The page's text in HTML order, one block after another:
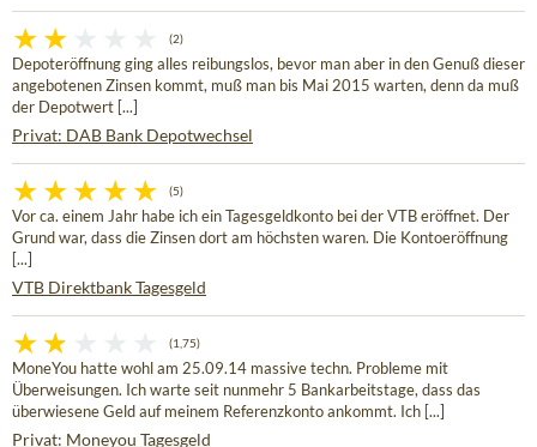
(2)
Depoteröffnung ging alles reibungslos, bevor man aber in den Genuß dieser
angebotenen Zinsen kommt, muß man bis Mai 2015 warten, denn da muß
der Depotwert [...]
Privat: DAB Bank Depotwechsel
(5)
Vor ca. einem Jahr habe ich ein Tagesgeldkonto bei der VTB eröffnet. Der
Grund war, dass die Zinsen dort am höchsten waren. Die Kontoeröffnung
[...]
VTB Direktbank Tagesgeld
(1,75)
MoneYou hatte wohl am 25.09.14 massive techn. Probleme mit
Überweisungen. Ich warte seit nunmehr 5 Bankarbeitstage, dass das
überwiesene Geld auf meinem Referenzkonto ankommt. Ich [...]
Privat: Moneyou Tagesgeld